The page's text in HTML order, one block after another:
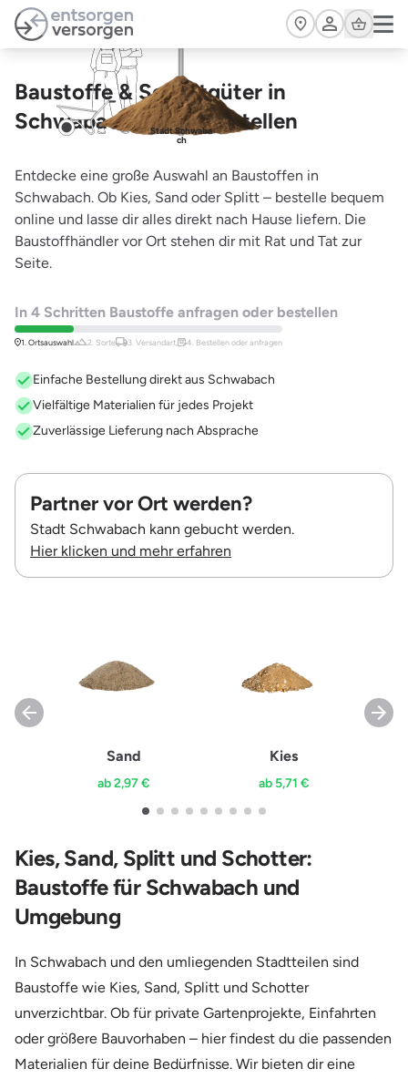
Zum Hauptinhalt springen
Cart
Baustoffe & Schüttgüter in
Schwabach – jetzt bestellen
Stadt Schwaba
ch
Entdecke eine große Auswahl an Baustoffen in
Schwabach. Ob Kies, Sand oder Splitt – bestelle bequem
online und lasse dir alles direkt nach Hause liefern. Die
Baustoffhändler vor Ort stehen dir mit Rat und Tat zur
Seite.
In 4 Schritten Baustoffe anfragen oder bestellen
1. Ortsauswahl 2. Sorte 3. Versandart, 4. Bestellen oder anfragen
Einfache Bestellung direkt aus Schwabach
Vielfältige Materialien für jedes Projekt
Zuverlässige Lieferung nach Absprache
Partner vor Ort werden?
Stadt Schwabach kann gebucht werden.
Hier klicken und mehr erfahren
Sand
ab 2,97 €
Kies
ab 5,71 €
Kies, Sand, Splitt und Schotter:
Baustoffe für Schwabach und
Umgebung
In Schwabach und den umliegenden Stadtteilen sind
Baustoffe wie Kies, Sand, Splitt und Schotter
unverzichtbar. Ob für private Gartenprojekte, Einfahrten
oder größere Bauvorhaben – hier findest du die passenden
Materialien für deine Bedürfnisse. Wir bieten dir eine